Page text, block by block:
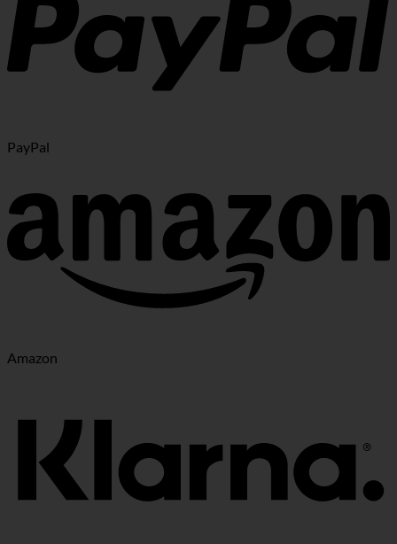
PayPal
Amazon